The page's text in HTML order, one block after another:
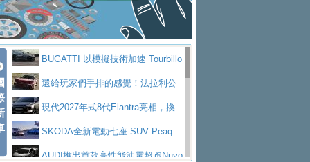
一探SITRAK “準” 消防車的究竟
大益金龍初試啼聲，汽柴油5噸貨車
不是對手正宗年鑑2025年全球自動車年鑑1月
下旬問世！2024第六屆ISUZU運轉職人挑戰賽
首度前進南台灣熱烈開戰
豪華電能休旅新星 Audi Q4 Sportba
ck 55 e-tron S lineScania Taiwan 逆風而行，加深力
道投資布局
升
MATIC Electric 登場
奢華與科技大躍進，MAZDA全新3
代CX-5全方位進化提前亮相並展開預售94.9
萬起
馬自達公布 2027 年式 MX-5 更
新，新增 Yakudo 特別版
Skoda Peaq 發表全新電動動力系
統 最長續航逾 640 公里、支援雙向供電
BMW M2 首度導入 xDrive 四驅，
美國與瑞士需求成關鍵推手
The all-new T-Roc 魅力 自成焦點
Maserati GT2 Stradale「Tribute to
MC12」全球首度亮相
迎接 RANGE ROVER 品牌家族第
BUGATTI 以模擬技術加速 Tourbillo
n 動態開發還給玩家們手排的感覺！法拉利公
布12Cilidri Manaule手排超跑產品細節
現代2027年式8代Elantra亮相，換
裝更銳利的造型、更先進的資訊娛樂系統及
更高效的動力
SKODA全新電動七座 SUV Peaq
問世，擁有品牌史上最寬敞且豪華的座艙
AUDI推出首款高性能油電超跑Nuvo